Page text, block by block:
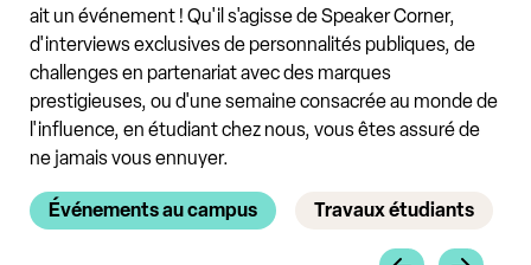
ait un événement ! Qu'il s'agisse de Speaker Corner,
d'interviews exclusives de personnalités publiques, de
challenges en partenariat avec des marques
prestigieuses, ou d'une semaine consacrée au monde de
l'influence, en étudiant chez nous, vous êtes assuré de
ne jamais vous ennuyer.
Événements au campus Travaux étudiants